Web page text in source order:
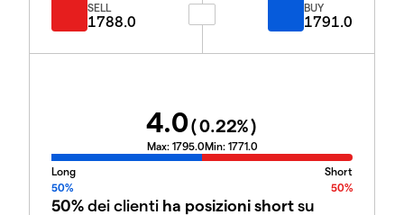
SELL
1788.0
BUY
1791.0
4.0(0.22%)
Max: 1795.0Min: 1771.0
Long
Short
50%
50%
50%dei clienti ha posizioni shortsu